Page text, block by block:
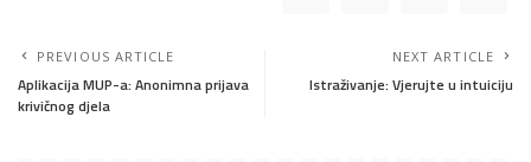
PREVIOUS ARTICLE
Aplikacija MUP-a: Anonimna prijava
krivičnog djela
NEXT ARTICLE
Istraživanje: Vjerujte u intuiciju